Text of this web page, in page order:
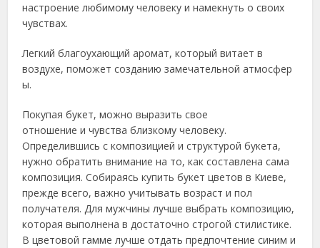
настроение любимому человеку и намекнуть о своих
чувствах.
Легкий благоухающий аромат, который витает в
воздухе, поможет созданию замечательной атмосфер
ы.
Покупая букет, можно выразить свое
отношение и чувства близкому человеку.
Определившись с композицией и структурой букета,
нужно обратить внимание на то, как составлена сама
композиция. Собираясь купить букет цветов в Киеве,
прежде всего, важно учитывать возраст и пол
получателя. Для мужчины лучше выбрать композицию,
которая выполнена в достаточно строгой стилистике.
В цветовой гамме лучше отдать предпочтение синим и